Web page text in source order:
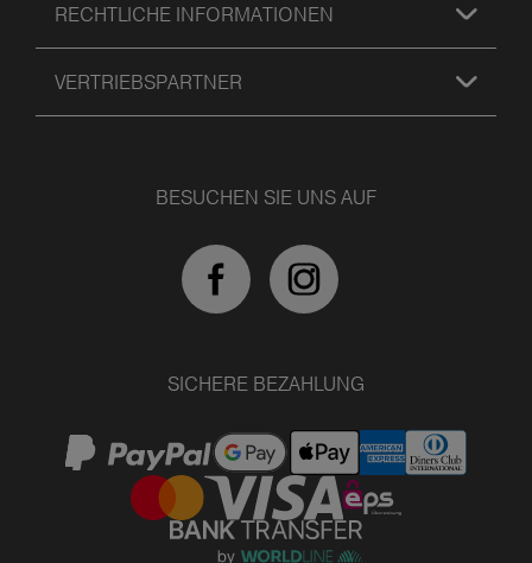
RECHTLICHE INFORMATIONEN
VERTRIEBSPARTNER
BESUCHEN SIE UNS AUF
SICHERE BEZAHLUNG